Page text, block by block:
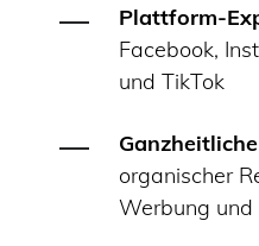
Plattform-
Facebook,
und TikTok
organischer
Werbung und